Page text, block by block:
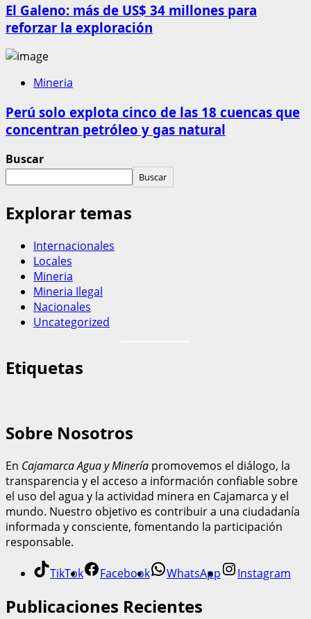
El Galeno: más de US$ 34 millones para
reforzar la exploración
Mineria
Perú solo explota cinco de las 18 cuencas que
concentran petróleo y gas natural
Buscar
Buscar
Explorar temas
Internacionales
Locales
Mineria
Mineria Ilegal
Nacionales
Uncategorized
Etiquetas
Sobre Nosotros
En Cajamarca Agua y Minería promovemos el diálogo, la
transparencia y el acceso a información confiable sobre
el uso del agua y la actividad minera en Cajamarca y el
mundo. Nuestro objetivo es contribuir a una ciudadanía
informada y consciente, fomentando la participación
responsable.
TikTok Facebook WhatsApp Instagram
Publicaciones Recientes